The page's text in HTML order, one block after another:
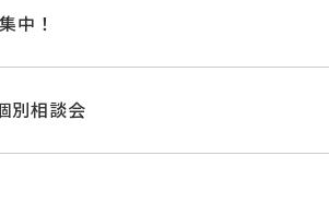
中！
別相談会